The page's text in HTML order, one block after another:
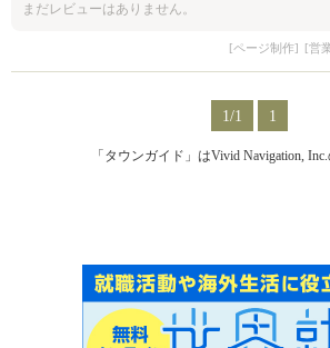
まだレビューはありません。
[ページ制作] [営
1/1 1
「タウンガイド」はVivid Navigation, Inc.